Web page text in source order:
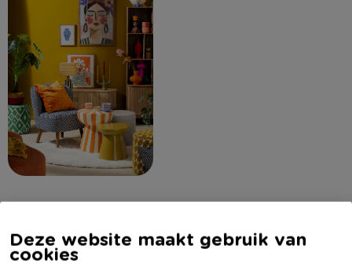
Deze website maakt gebruik van
cookies
Omschrijving